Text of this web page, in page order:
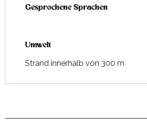
Gesprochene Sprachen
Gesprochene Sprachen
Umwelt
Umwelt
Strand innerhalb von 300 m